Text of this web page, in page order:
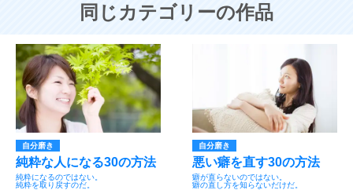
同じカテゴリーの作品
自分磨き
純粋な人になる30の方法
純粋になるのではない。
純粋を取り戻すのだ。
自分磨き
悪い癖を直す30の方法
癖が直らないのではない。
癖の直し方を知らないだけだ。